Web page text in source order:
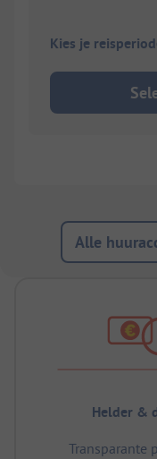
Kies je
Alle
Helder &
Transparante